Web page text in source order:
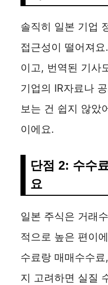
솔직히 일본 기업
접근성이 떨어져
이고, 번역된 기사
기업의 IR자료나
보는 건 쉽지 않았
이에요.
단점 2: 수수
요
일본 주식은 거래
적으로 높은 편이
수료랑 매매수수
지 고려하면 실질